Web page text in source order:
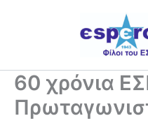
60 χρόνια